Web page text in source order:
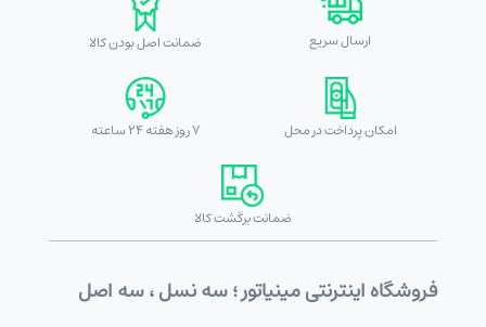
ارسال سریع ضمانت اصل بودن کالا
امکان پرداخت در محل 7 روز هفته 24 ساعته
ضمانت برگشت کالا
فروشگاه اینترنتی مینیاتور ؛ سه نسل ، سه اصل